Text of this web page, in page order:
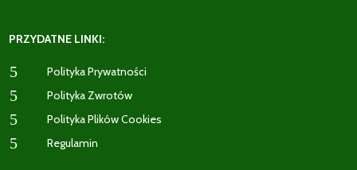
PRZYDATNE LINKI:
5 Polityka Prywatności
5 Polityka Zwrotów
5 Polityka Plików Cookies
5 Regulamin